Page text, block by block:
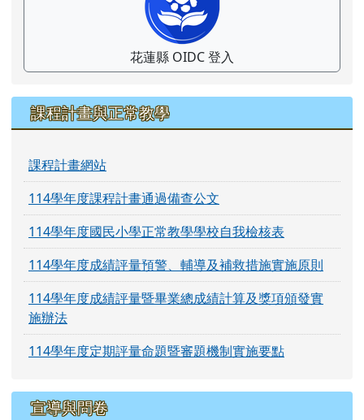
花蓮縣 OIDC 登入
課程計畫與正常教學
課程計畫網站
114學年度課程計畫通過備查公文
114學年度國民小學正常教學學校自我檢核表
114學年度成績評量預警、輔導及補救措施實施原則
114學年度成績評量暨畢業總成績計算及獎項頒發實
施辦法
114學年度定期評量命題暨審題機制實施要點
宣導與問卷